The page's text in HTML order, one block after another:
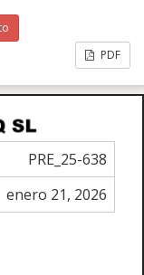
PDF
PRE_25-638
enero 21, 2026